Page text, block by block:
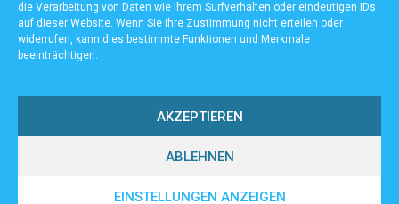
die Verarbeitung von Daten wie Ihrem Surfverhalten oder eindeutigen IDs
auf dieser Website. Wenn Sie Ihre Zustimmung nicht erteilen oder
widerrufen, kann dies bestimmte Funktionen und Merkmale
beeinträchtigen.
AKZEPTIEREN
ABLEHNEN
EINSTELLUNGEN ANZEIGEN